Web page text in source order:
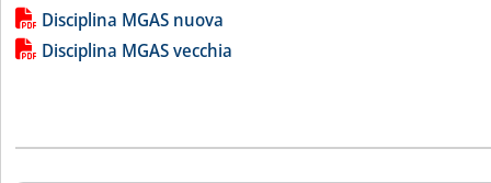
Lista allegati PDF alla notizia
Disciplina MGAS nuova
Disciplina MGAS vecchia